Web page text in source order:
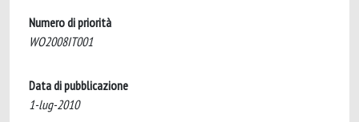
Numero di priorità
WO2008IT001
Data di pubblicazione
1-lug-2010